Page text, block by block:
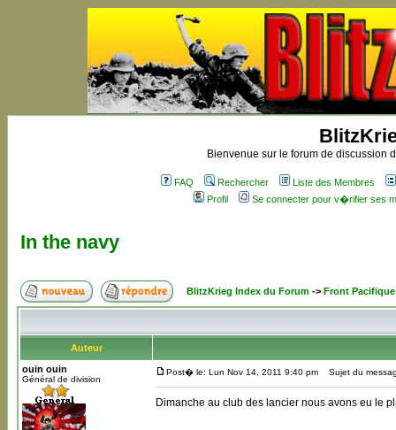
Bienvenue sur le forum de discussion
FAQ Rechercher
Liste des Membres
Profil
Se connecter pour v�rifier ses
In the navy
BlitzKrieg Index du Forum -> Front Pacifique
Auteur
ouin ouin
Général de division
Post� le: Lun Nov 14, 2011 9:40 pm Sujet du
Dimanche au club des lancier nous avons eu le